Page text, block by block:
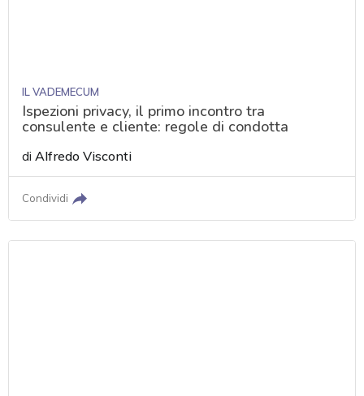
IL VADEMECUM
Ispezioni privacy, il primo incontro tra
consulente e cliente: regole di condotta
diAlfredo Visconti
Condividi